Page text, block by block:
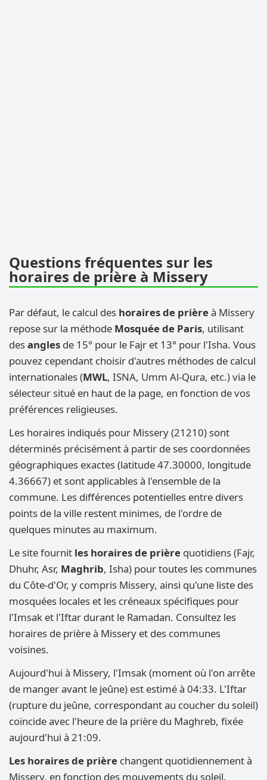
Questions fréquentes sur les
horaires de prière à Missery
Par défaut, le calcul des horaires de prièreà Missery
repose sur la méthode Mosquée de Paris, utilisant
desangles de 15° pour le Fajr et 13° pour l'Isha. Vous
pouvez cependant choisir d'autres méthodes de calcul
internationales (MWL, ISNA, Umm Al-Qura, etc.) via le
sélecteur situé en haut de la page, en fonction de vos
préférences religieuses.
Les horaires indiqués pour Missery (21210) sont
déterminés précisément à partir de ses coordonnées
géographiques exactes (latitude 47.30000, longitude
4.36667) et sont applicables à l'ensemble de la
commune. Les différences potentielles entre divers
points de la ville restent minimes, de l'ordre de
quelques minutes au maximum.
Le site fournit les horaires de prière quotidiens (Fajr,
Dhuhr, Asr, Maghrib, Isha) pour toutes les communes
du Côte-d'Or, y compris Missery, ainsi qu'une liste des
mosquées locales et les créneaux spécifiques pour
l'Imsak et l'Iftar durant le Ramadan. Consultez les
horaires de prière à Missery et des communes
voisines.
Aujourd'hui à Missery, l'Imsak (moment où l'on arrête
de manger avant le jeûne) est estimé à 04:33. L'Iftar
(rupture du jeûne, correspondant au coucher du soleil)
coïncide avec l'heure de la prière du Maghreb, fixée
aujourd'hui à 21:09.
Les horaires de prière changent quotidiennement à
Missery, en fonction des mouvements du soleil.